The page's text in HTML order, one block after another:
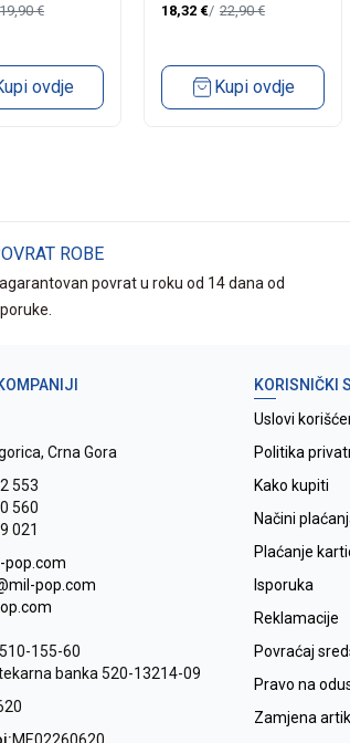
19,90€
ovdje
120G
18,32 € 22,90€
Kupi ovdje
ROBE
povrat u roku od 14 dana od
Crna Gora
553
560
021
pop.com
pop.com
155-60
banka 520-13214-09
KORISNIČKI
Uslovi
Politika
Kako kupiti
Načini
Plaćanje
Isporuka
Reklamacije
Povraćaj
Pravo na
Zamjena